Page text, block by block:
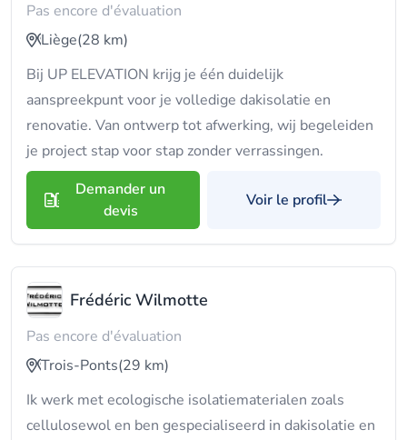
Pas encore d'évaluation
Liège(28 km)
Bij UP ELEVATION krijg je één duidelijk
aanspreekpunt voor je volledige dakisolatie en
renovatie. Van ontwerp tot afwerking, wij begeleiden
je project stap voor stap zonder verrassingen.
Demander un
devis
Voir le profil
Frédéric Wilmotte
Pas encore d'évaluation
Trois-Ponts(29 km)
Ik werk met ecologische isolatiematerialen zoals
cellulosewol en ben gespecialiseerd in dakisolatie en